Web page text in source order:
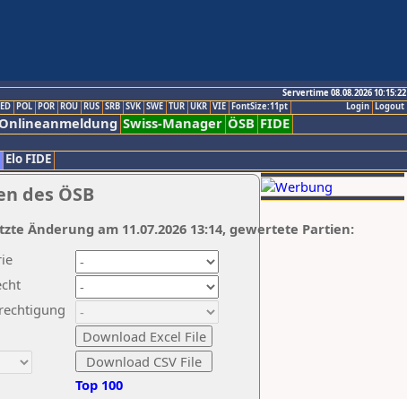
Servertime 08.08.2026 10:15:22
Logout
Login
POL POR ROU RUS SRB SVK SWE TUR UKR VIE FontSize:11pt
Onlineanmeldung Swiss-Manager ÖSB FIDE
Elo FIDE
des ÖSB
Top 100
Änderung am 11.07.2026 13:14, gewertete Partien: